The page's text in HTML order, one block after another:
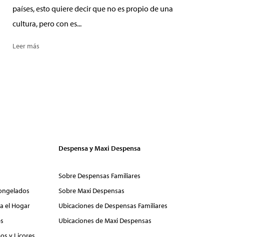
países, esto quiere decir que no es propio de una
cultura, pero con es...
Leer más
el Hogar
Despensa y Maxi Despensa
Sobre Despensas Familiares
Sobre Maxi Despensas
Ubicaciones de Despensas Familiares
Ubicaciones de Maxi Despensas